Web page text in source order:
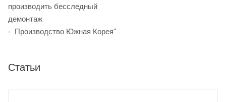
производить бесследный
демонтаж
- Производство Южная Корея"
Статьи